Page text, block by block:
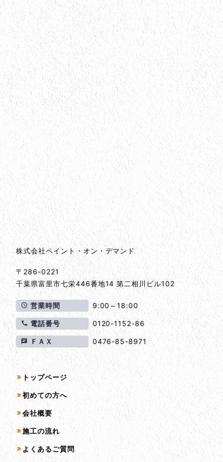
会社情報とサイトマップ
会社情報
株式会社ペイント・オン・デマンド
〒286-0221
千葉県富里市七栄446番地14 第二相川ビル102
営業時間 9:00～18:00
電話番号 0120-1152-86
ＦＡＸ 0476-85-8971
サイトマップ
トップページ
初めての方へ
会社概要
施工の流れ
よくあるご質問